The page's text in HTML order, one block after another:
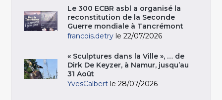
Le 300 ECBR asbl a organisé la
reconstitution de la Seconde
Guerre mondiale à Tancrémont
francois.detry le 22/07/2026
« Sculptures dans la Ville », … de
Dirk De Keyzer, à Namur, jusqu’au
31 Août
YvesCalbert le 28/07/2026